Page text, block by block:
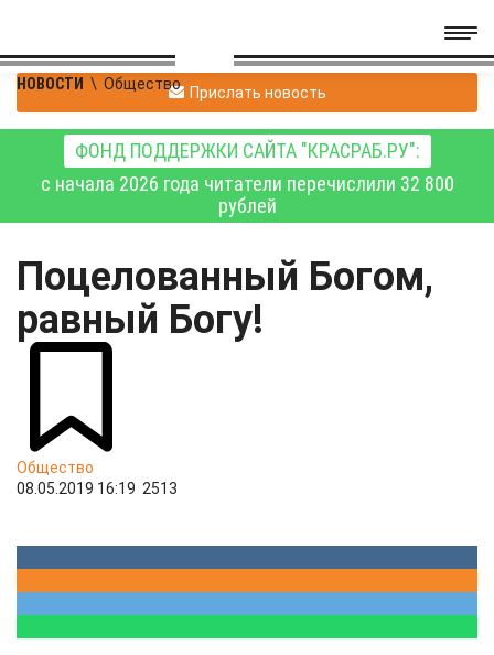
НОВОСТИ \ Общество Прислать новость
ФОНД ПОДДЕРЖКИ САЙТА "КРАСРАБ.РУ":
с начала 2026 года читатели перечислили 32 800
рублей
Поцелованный Богом,
равный Богу!
Общество
08.05.2019 16:19 2513